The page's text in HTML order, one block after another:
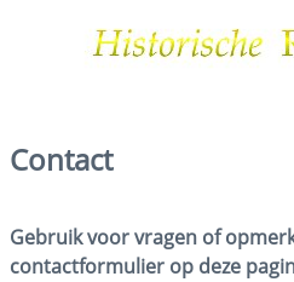
Contact
Gebruik voor vragen of
contactformulier op deze